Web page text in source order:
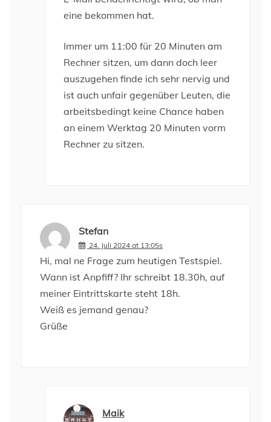
eine bekommen hat.
Immer um 11:00 für 20 Minuten am
Rechner sitzen, um dann doch leer
auszugehen finde ich sehr nervig und
ist auch unfair gegenüber Leuten, die
arbeitsbedingt keine Chance haben
an einem Werktag 20 Minuten vorm
Rechner zu sitzen.
Stefan
24. Juli 2024 at 13:05s
Hi, mal ne Frage zum heutigen Testspiel.
Wann ist Anpfiff? Ihr schreibt 18.30h, auf
meiner Eintrittskarte steht 18h.
Weiß es jemand genau?
Grüße
Maik